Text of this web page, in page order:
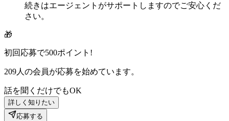
続きはエージェントがサポートしますのでご安心くだ
さい。
🎁
初回応募で500ポイント!
209人の会員が応募を始めています。
話を聞くだけでもOK
詳しく知りたい
応募する